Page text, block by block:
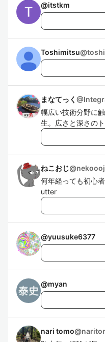
@itstkm
Toshimitsu@
まなてっく @
幅広い技術分野に
生。広さと深さの
ねこおじ@
何年経っても初心
utter
@yuusuke6377
@myan
nari tomo@